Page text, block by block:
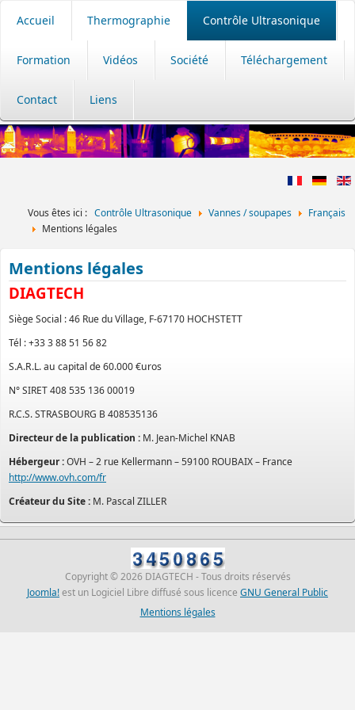
Accueil Thermographie Contrôle Ultrasonique
Formation Vidéos Société Téléchargement
Contact Liens
Vous êtes ici : Contrôle Ultrasonique Vannes / soupapes
Français
Mentions légales
Mentions légales
DIAGTECH
Siège Social : 46 Rue du Village, F-67170 HOCHSTETT
Tél : +33 3 88 51 56 82
S.A.R.L. au capital de 60.000 €uros
N° SIRET 408 535 136 00019
R.C.S. STRASBOURG B 408535136
Directeur de la publication : M. Jean-Michel KNAB
Hébergeur :OVH – 2 rue Kellermann – 59100 ROUBAIX – France
http://www.ovh.com/fr
Créateur du Site : M. Pascal ZILLER
Copyright © 2026 DIAGTECH - Tous droits réservés
Joomla!est un Logiciel Libre diffusé sous licence GNU General Public
Mentions légales